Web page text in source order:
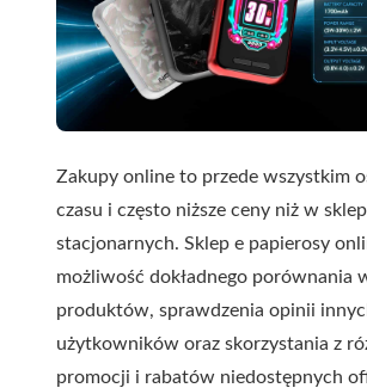
Zakupy online to przede wszystkim
czasu i często niższe ceny niż w
stacjonarnych. Sklep e papierosy
możliwość dokładnego porównania
produktów, sprawdzenia opinii
użytkowników oraz skorzystania z
promocji i rabatów niedostępnych